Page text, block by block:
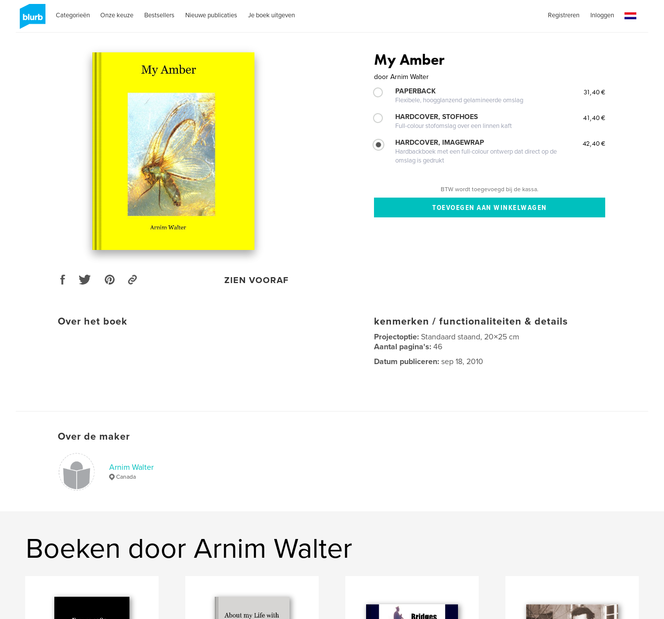
Categorieën Onze keuze Bestsellers Nieuwe publicaties Je boek uitgeven Registreren Inloggen
ZIEN VOORAF
My Amber
door Arnim Walter
PAPERBACK
Flexibele, hoogglanzend gelamineerde omslag
31,40 €
HARDCOVER, STOFHOES
Full-colour stofomslag over een linnen kaft
41,40 €
HARDCOVER, IMAGEWRAP
Hardbackboek met een full-colour ontwerp dat direct op de
omslag is gedrukt
42,40 €
BTW wordt toegevoegd bij de kassa.
Over het boek kenmerken / functionaliteiten & details
Projectoptie:Standaard staand, 20×25 cm
Aantal pagina's:46
Datum publiceren: sep 18, 2010
Over de maker
Arnim Walter
Canada
Boeken door Arnim Walter